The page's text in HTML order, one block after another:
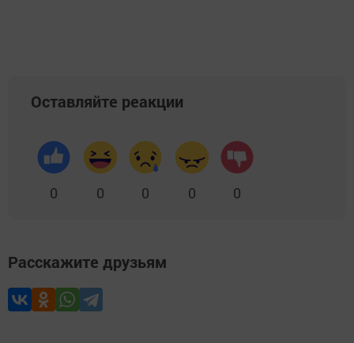
Оставляйте реакции
0 0 0 0 0
Расскажите друзьям